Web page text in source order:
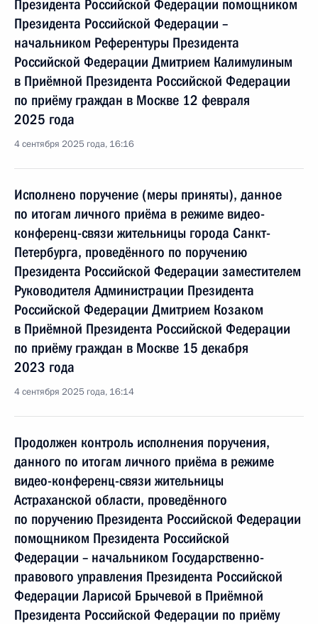
Президента Российской Федерации помощником
Президента Российской Федерации –
начальником Референтуры Президента
Российской Федерации Дмитрием Калимулиным
в Приёмной Президента Российской Федерации
по приёму граждан в Москве 12 февраля
2025 года
4 сентября 2025 года, 16:16
Исполнено поручение (меры приняты), данное
по итогам личного приёма в режиме видео-
конференц-связи жительницы города Санкт-
Петербурга, проведённого по поручению
Президента Российской Федерации заместителем
Руководителя Администрации Президента
Российской Федерации Дмитрием Козаком
в Приёмной Президента Российской Федерации
по приёму граждан в Москве 15 декабря
2023 года
4 сентября 2025 года, 16:14
Продолжен контроль исполнения поручения,
данного по итогам личного приёма в режиме
видео-конференц-связи жительницы
Астраханской области, проведённого
по поручению Президента Российской Федерации
помощником Президента Российской
Федерации – начальником Государственно-
правового управления Президента Российской
Федерации Ларисой Брычевой в Приёмной
Президента Российской Федерации по приёму